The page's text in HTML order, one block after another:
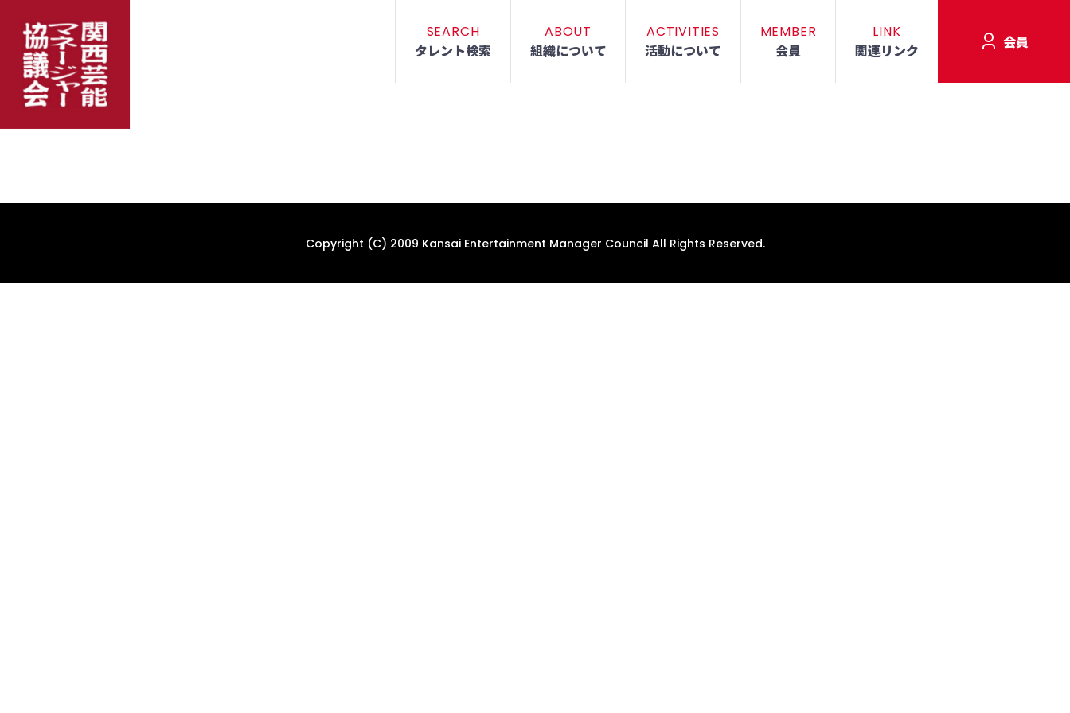
SEARCH
タレント検索
ABOUT
組織について
ACTIVITIES
活動について
MEMBER
会員
LINK
関連リンク 会員
Copyright (C) 2009 Kansai Entertainment Manager Council All Rights Reserved.